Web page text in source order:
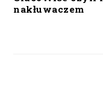
nakłuwaczem